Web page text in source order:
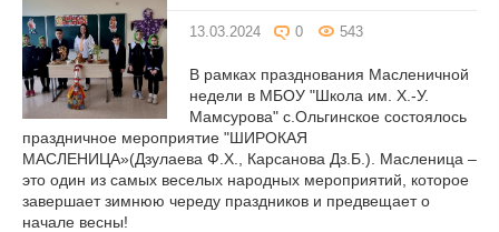
13.03.2024 0 543
В рамках празднования Масленичной
недели в МБОУ "Школа им. Х.-У.
Мамсурова" с.Ольгинское состоялось
праздничное мероприятие "ШИРОКАЯ
МАСЛЕНИЦА»(Дзулаева Ф.Х., Карсанова Дз.Б.). Масленица –
это один из самых веселых народных мероприятий, которое
завершает зимнюю череду праздников и предвещает о
начале весны!